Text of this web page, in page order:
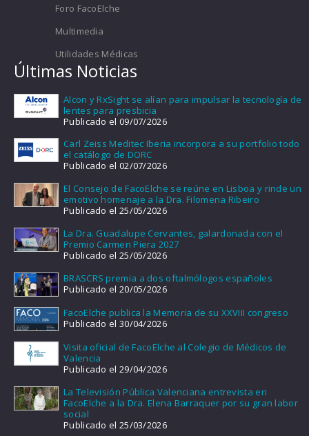
Foro FacoElche
Multimedia
Utilidades Médicas
Últimas Noticias
Alcon y RxSight se alían para impulsar la tecnología de
lentes para presbicia
Publicado el 09/07/2026
Carl Zeiss Meditec Iberia incorpora a su portfolio todo
el catálogo de DORC
Publicado el 02/07/2026
El Consejo de FacoElche se reúne en Lisboa y rinde un
emotivo homenaje a la Dra. Filomena Ribeiro
Publicado el 25/05/2026
La Dra. Guadalupe Cervantes, galardonada con el
Premio Carmen Piera 2027
Publicado el 25/05/2026
BRASCRS premia a dos oftalmólogos españoles
Publicado el 20/05/2026
FacoElche publica la Memoria de su XXVIII congreso
Publicado el 30/04/2026
Visita oficial de FacoElche al Colegio de Médicos de
Valencia
Publicado el 29/04/2026
La Televisión Pública Valenciana entrevista en
FacoElche a la Dra. Elena Barraquer por su gran labor
social
Publicado el 25/03/2026